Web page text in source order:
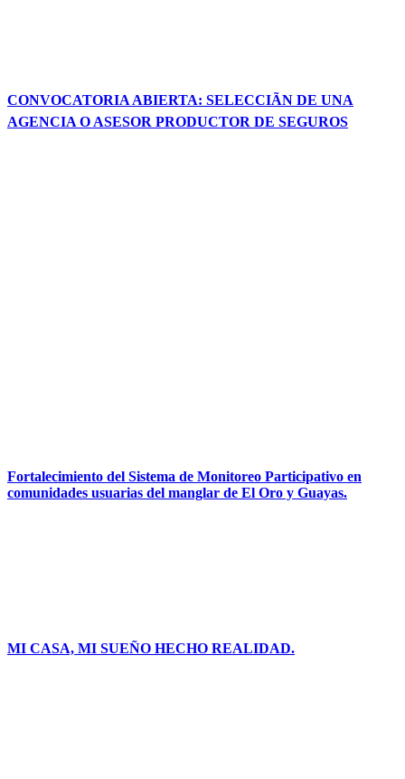
CONVOCATORIA ABIERTA: SELECCIÃN DE UNA
AGENCIA O ASESOR PRODUCTOR DE SEGUROS
Fortalecimiento del Sistema de Monitoreo Participativo en
comunidades usuarias del manglar de El Oro y Guayas.
MI CASA, MI SUEÑO HECHO REALIDAD.